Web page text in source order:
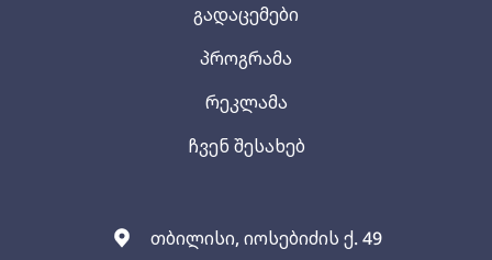
თბილისი, იოსებიძის ქ. 49
გადაცემები
პროგრამა
რეკლამა
ჩვენ შესახებ